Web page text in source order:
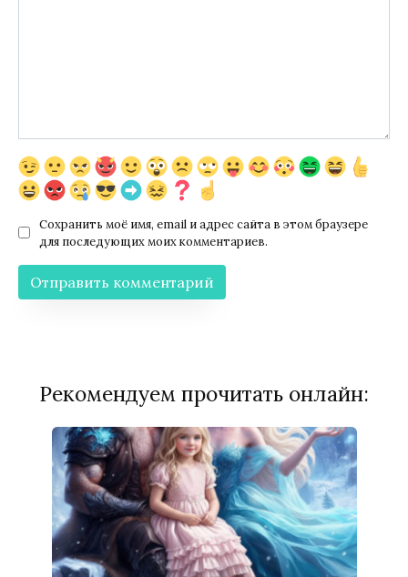
Сохранить моё имя, email и адрес сайта в этом браузере
для последующих моих комментариев.
Рекомендуем прочитать онлайн: